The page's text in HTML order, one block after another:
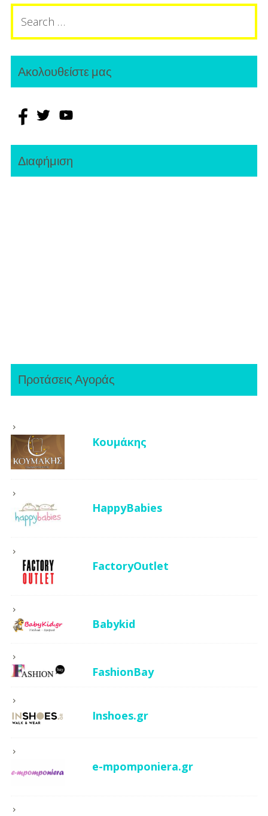
Search
for:
Ακολουθείστε μας
Διαφήμιση
Προτάσεις Αγοράς
Κουμάκης
HappyBabies
FactoryOutlet
Babykid
FashionBay
Inshoes.gr
e-mpomponiera.gr